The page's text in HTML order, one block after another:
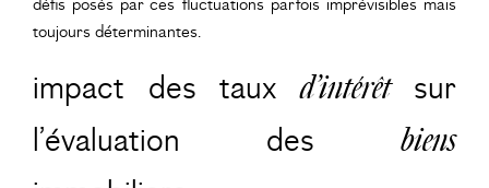
toujours déterminantes.
impact des tauxd’intérêtsur
l’évaluation des biens